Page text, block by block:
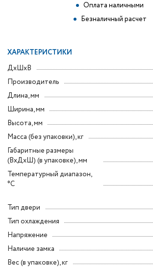
Оплата наличными
Безналичный расчет
ХАРАКТЕРИСТИКИ
ДxШxВ
Производитель
Длина, мм
Ширина, мм
Высота, мм
Масса (без упаковки), кг
Габаритные размеры
(ВxДxШ) (в упаковке), мм
Температурный диапазон,
°C
Тип двери
Тип охлаждения
Напряжение
Наличие замка
Вес (в упаковке), кг